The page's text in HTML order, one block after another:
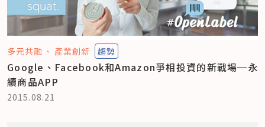
多元共融 產業創新 趨勢
Google、Facebook和Amazon爭相投資的新戰場─永
續商品APP
2015.08.21